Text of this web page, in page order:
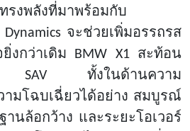
รงพลังที่มาพร้อมกับ
จะช่วยเพิ่มอรรถรส
ยิ่งกว่าเดิม BMW X1 สะท้อน
SAV ทั้งในด้านความ
ามโฉบเฉี่ยวได้อย่าง สมบูรณ์
นล้อกว้าง และระยะโอเวอร์